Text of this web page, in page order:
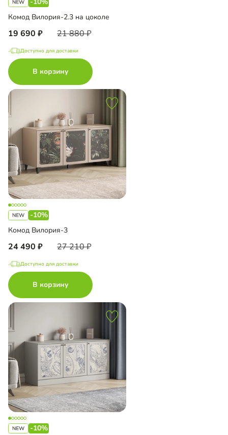
Комод Вилория-2.3 на цоколе
19 690 21 880
Доступно для доставки
В корзину
-10%
Комод Вилория-3
24 490 27 210
Доступно для доставки
В корзину
-10%